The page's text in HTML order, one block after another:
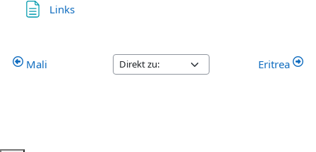
LinksTextseite
Mali Eritrea